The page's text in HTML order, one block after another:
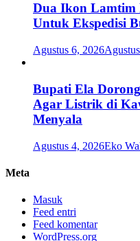
Dua Ikon
Untuk Ekspedisi
Agustus 6, 2026
Bupati Ela
Agar Listrik di
Menyala
Agustus 4, 2026Eko
Meta
Masuk
Feed entri
Feed komentar
WordPress.org